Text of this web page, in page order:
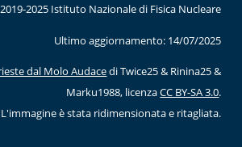
2025 Istituto Nazionale di Fisica Nucleare
Ultimo aggiornamento: 14/07/2025
dal Molo Audacedi Twice25 & Rinina25 &
Marku1988, licenzaCC BY-SA 3.0.
L'immagine è stata ridimensionata e ritagliata.